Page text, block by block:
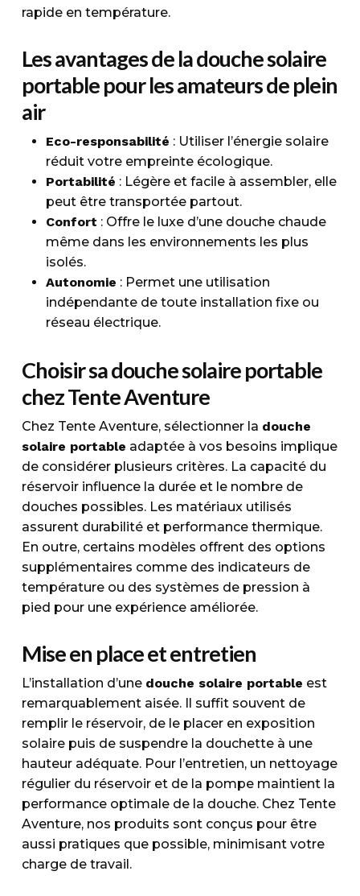
rapide en température.
Les avantages de la douche solaire
portable pour les amateurs de plein
air
Eco-responsabilité : Utiliser l’énergie solaire
réduit votre empreinte écologique.
Portabilité : Légère et facile à assembler, elle
peut être transportée partout.
Confort : Offre le luxe d’une douche chaude
même dans les environnements les plus
isolés.
Autonomie : Permet une utilisation
indépendante de toute installation fixe ou
réseau électrique.
Choisir sa douche solaire portable
chez Tente Aventure
Chez Tente Aventure, sélectionner la douche
solaire portable adaptée à vos besoins implique
de considérer plusieurs critères. La capacité du
réservoir influence la durée et le nombre de
douches possibles. Les matériaux utilisés
assurent durabilité et performance thermique.
En outre, certains modèles offrent des options
supplémentaires comme des indicateurs de
température ou des systèmes de pression à
pied pour une expérience améliorée.
Mise en place et entretien
L’installation d’une douche solaire portable est
remarquablement aisée. Il suffit souvent de
remplir le réservoir, de le placer en exposition
solaire puis de suspendre la douchette à une
hauteur adéquate. Pour l’entretien, un nettoyage
régulier du réservoir et de la pompe maintient la
performance optimale de la douche. Chez Tente
Aventure, nos produits sont conçus pour être
aussi pratiques que possible, minimisant votre
charge de travail.